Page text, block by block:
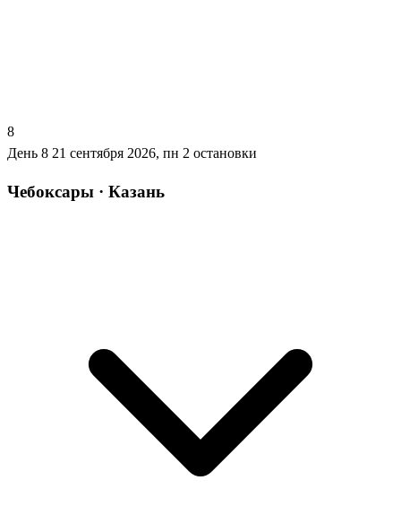
8
День 8 21 сентября 2026, пн 2 остановки
Чебоксары · Казань